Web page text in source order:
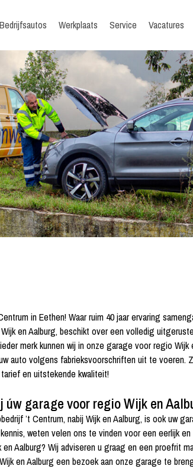
Bedrijfsautos Werkplaats Service Vacatures
in Eethen! Waar ruim 40 jaar ervaring
en Aalburg, beschikt over een volledig
merk kunnen wij in onze garage voor regio
auto volgens fabrieksvoorschriften uit te
en uitstekende kwaliteit!
garage voor regio Wijk en
’t Centrum, nabij Wijk en Aalburg, is ook uw
weten velen ons te vinden voor een eerlijk
Aalburg? Wij adviseren u graag en een proefrit
en Aalburg een bezoek aan onze garage te